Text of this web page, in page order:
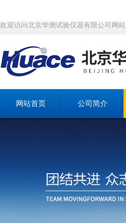
欢迎访问北京华测试验仪器有限公司网站
网站首页 公司简介